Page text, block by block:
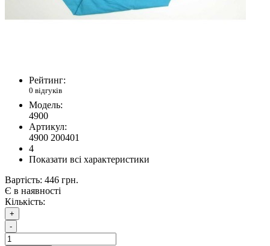
Рейтинг:
0 відгуків
Модель:
4900
Артикул:
4900 200401
4
Показати всі характеристики
Вартість: 446 грн.
Є в наявності
Кількість:
+
-